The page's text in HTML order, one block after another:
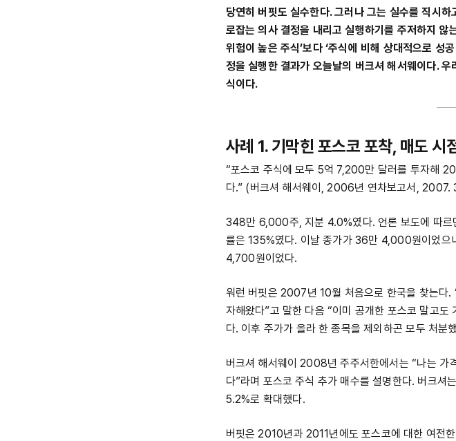
당연히 버핏도 실수한다. 그러나 그는 실수를 직시
로잡는 의사 결정을 내리고 실행하기를 주저하지 않
위험이 높은 주식’보다 ‘주식에 비해 상대적으로 성
정을 실행한 결과가 오늘날의 버크셔 해서웨이다.
식이다.
사례 1. 기막힌 포스코 포착, 매도 시
“포스코 주식에 모두 5억 7,200만 달러를 투자해
다.” (버크셔 해서웨이, 2006년 연차보고서, 2007.
348만 6,000주, 지분 4.0%였다. 언론 보도에 따르
률은 135%였다. 이날 종가가 36만 4,000원이었으
4,700원이었다.
워런 버핏은 2007년 10월 처음으로 한국을 찾는다
자해왔다”고 말한 다음 “이미 공개한 포스코 말고
다. 이후 주가가 올라 한 종목을 제외하곤 모두 처분
버크셔 해서웨이 2008년 주주서한에서는 “나는 가
다”라며 포스코 주식 추가 매수를 설명한다. 버크
5.2%로 확대했다.
버핏은 2010년과 2011년에도 포스코에 대한 여전